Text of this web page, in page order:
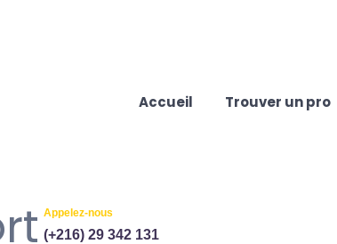
Accueil Trouver un pro
Appelez-nous
(+216) 29 342 131